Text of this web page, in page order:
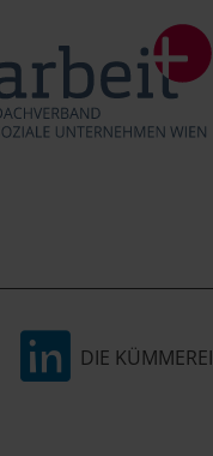
DIE KÜMMEREI